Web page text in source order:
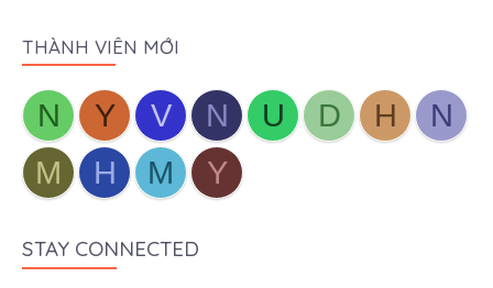
THÀNH VIÊN MỚI
N Y V N U D H
N
M
H M Y
STAY CONNECTED